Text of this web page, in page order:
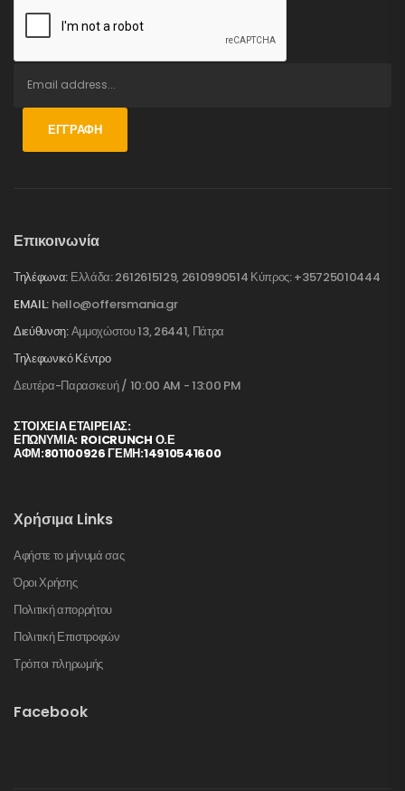
ΕΓΓΡΑΦΉ
Επικοινωνία
Τηλέφωνα: Ελλάδα: 2612615129, 2610990514 Κύπρος: +35725010444
EMAIL: hello@offersmania.gr
Διεύθυνση:Αμμοχώστου 13, 26441, Πάτρα
Τηλεφωνικό Κέντρο
Δευτέρα-Παρασκευή / 10:00 AM - 13:00 PM
ΣΤΟΙΧΕΊΑ ΕΤΑΙΡΕΊΑΣ:
ΕΠΩΝΥΜΙΑ: ROICRUNCH Ο.Ε
ΑΦΜ:801100926 ΓΕΜΗ:14910541600
Χρήσιμα Links
Αφήστε το μήνυμά σας
Όροι Χρήσης
Πολιτική απορρήτου
Πολιτική Επιστροφών
Τρόποι πληρωμής
Facebook